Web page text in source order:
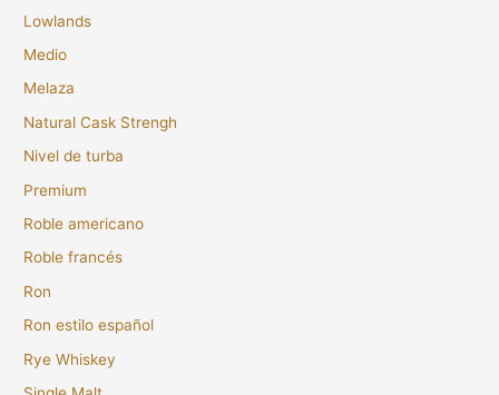
Lowlands
Medio
Melaza
Natural Cask Strengh
Nivel de turba
Premium
Roble americano
Roble francés
Ron
Ron estilo español
Rye Whiskey